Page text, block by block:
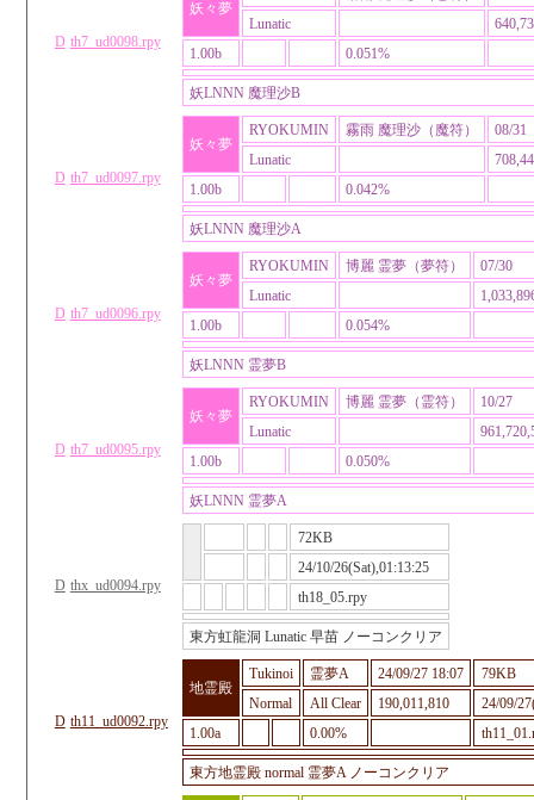
D th7_ud0098.rpy
妖々夢
Lunatic
1.00b
0.051%
妖LNNN 魔理沙B
D th7_ud0097.rpy
妖々夢
RYOKUMIN 霧雨 魔理沙（魔符）
08/31
Lunatic
1.00b
0.042%
妖LNNN 魔理沙A
D th7_ud0096.rpy
妖々夢
RYOKUMIN 博麗 霊夢（夢符）
07/30
Lunatic
1.00b
0.054%
妖LNNN 霊夢B
D th7_ud0095.rpy
妖々夢
RYOKUMIN 博麗 霊夢（霊符）
10/27
Lunatic
1.00b
0.050%
妖LNNN 霊夢A
D thx_ud0094.rpy
72KB
24/10/26(Sat),01:13:25
th18_05.rpy
東方虹龍洞 Lunatic 早苗 ノーコンクリア
D th11_ud0092.rpy
地霊殿
Tukinoi 霊夢A 24/09/27 18:07
79KB
Normal
All Clear 190,011,810
24/09/
1.00a
0.00%
東方地霊殿 normal 霊夢A ノーコンクリア